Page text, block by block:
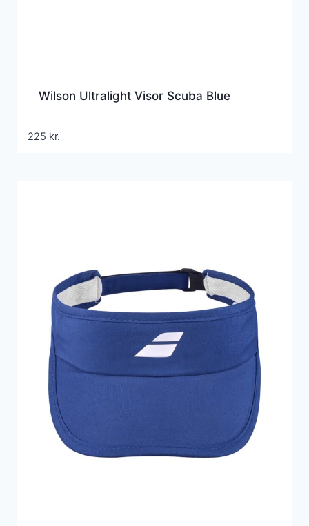
Wilson Ultralight Visor Scuba Blue
225 kr.